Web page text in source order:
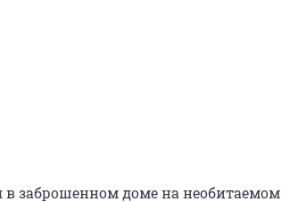
заброшенном доме на необитаемом